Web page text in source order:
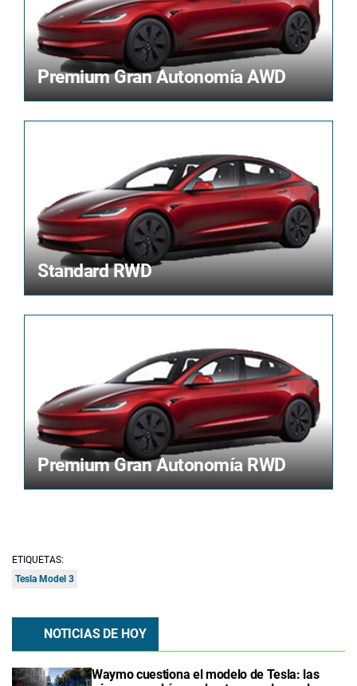
Premium Gran Autonomía AWD
Standard RWD
Premium Gran Autonomía RWD
ETIQUETAS:
Tesla Model 3
NOTICIAS DE HOY
Waymo cuestiona el modelo de Tesla: las